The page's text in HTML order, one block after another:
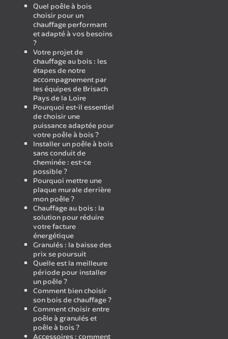
Quel poêle à bois
choisir pour un
chauffage performant
et adapté à vos besoins
?
Votre projet de
chauffage au bois : les
étapes de notre
accompagnement par
les équipes de Brisach
Pays de la Loire
Pourquoi est-il essentiel
de choisir une
puissance adaptée pour
votre poêle à bois ?
Installer un poêle à bois
sans conduit de
cheminée : est-ce
possible ?
Pourquoi mettre une
plaque murale derrière
mon poêle ?
Chauffage au bois : la
solution pour réduire
votre facture
énergétique
Granulés : la baisse des
prix se poursuit
Quelle est la meilleure
période pour installer
un poêle ?
Comment bien choisir
son bois de chauffage ?
Comment choisir entre
poêle à granulés et
poêle à bois ?
Accessoires : comment